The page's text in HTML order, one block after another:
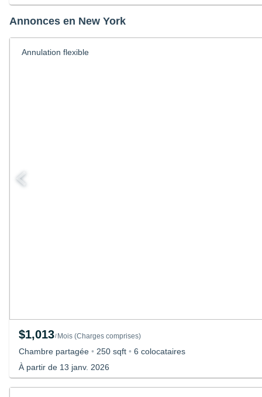
Annonces en New York
Annulation flexible
$1,013/ Mois (Charges comprises)
Chambre partagée • 250 sqft • 6 colocataires
À partir de 13 janv. 2026